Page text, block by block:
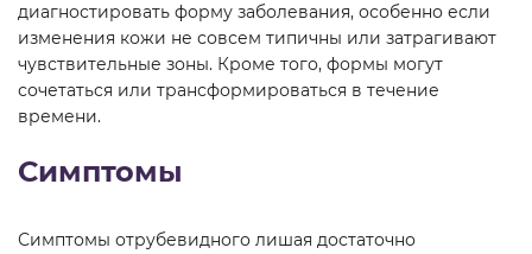
диагностировать форму заболевания, особенно если
изменения кожи не совсем типичны или затрагивают
чувствительные зоны. Кроме того, формы могут
сочетаться или трансформироваться в течение
времени.
Симптомы
Симптомы отрубевидного лишая достаточно